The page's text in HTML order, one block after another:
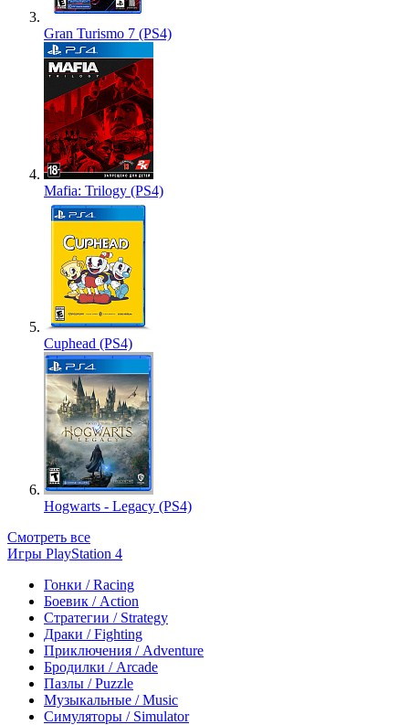
Gran Turismo 7 (PS4)
Mafia: Trilogy (PS4)
Cuphead (PS4)
Hogwarts - Legacy (PS4)
Смотреть все
Игры PlayStation 4
Гонки / Racing
Боевик / Action
Стратегии / Strategy
Драки / Fighting
Приключения / Adventure
Бродилки / Arcade
Пазлы / Puzzle
Музыкальные / Music
Симуляторы / Simulator